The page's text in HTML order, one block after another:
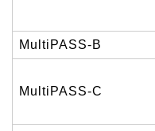
MultiPASS-B
MultiPASS-C